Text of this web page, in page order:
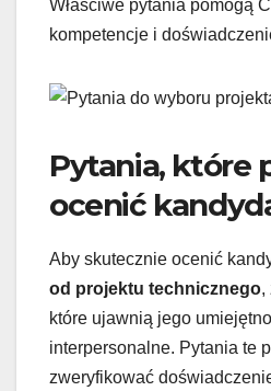
Właściwe pytania pomogą
kompetencje i
Pytania, które
ocenić
Aby skutecznie ocenić
od projektu technicznego,
które ujawnią jego
interpersonalne. Pytania te
zweryfikować